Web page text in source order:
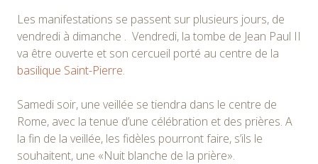
Les manifestations se passent sur plusieurs jours, de
vendredi à dimanche . Vendredi, la tombe de Jean Paul II
va être ouverte et son cercueil porté au centre de la
basilique Saint-Pierre.
Samedi soir, une veillée se tiendra dans le centre de
Rome, avec la tenue d’une célébration et des prières. A
la fin de la veillée, les fidèles pourront faire, s’ils le
souhaitent, une «Nuit blanche de la prière».